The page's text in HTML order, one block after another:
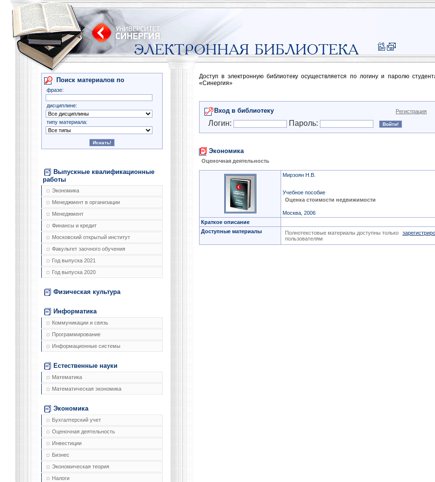
Поиск материалов по
фразе:
дисциплине:
типу материала:
Выпускные квалификационные
работы
Экономика
Менеджмент в организации
Менеджмент
Финансы и кредит
Московский открытый институт
Факультет заочного обучения
Год выпуска 2021
Год выпуска 2020
Физическая культура
Информатика
Коммуникации и связь
Программирование
Информационные системы
Естественные науки
Математика
Математическая экономика
Экономика
Бухгалтерский учет
Оценочная деятельность
Инвестиции
Бизнес
Экономическая теория
Налоги
Доступ в электронную библиотеку осуществляется по логину и паролю
«Синергия»
Вход в библиотеку Регистрация
Логин: Пароль:
Экономика
Оценочная деятельность
Мирзоян Н.В.
Учебное пособие
Оценка стоимости недвижимости
Москва, 2006
Краткое описание
Доступные материалы
Полнотекстовые материалы доступны только
пользователям